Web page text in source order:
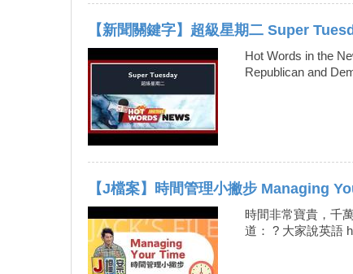
【新聞關鍵字】超級星期二 Super
Hot Words in the
Republican and
【J檔案】時間管理小撇步 Managing
時間非常寶貴，千
道： ? 大家說英語